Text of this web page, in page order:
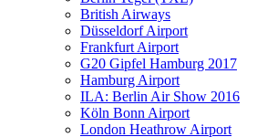
British Airways
Düsseldorf Airport
Frankfurt Airport
G20 Gipfel Hamburg 2017
Hamburg Airport
ILA: Berlin Air Show 2016
Köln Bonn Airport
London Heathrow Airport